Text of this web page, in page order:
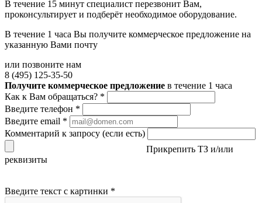
В течение 15 минут специалист перезвонит Вам,
проконсультирует и подберёт необходимое оборудование.
В течение 1 часа Вы получите коммерческое предложение на
указанную Вами почту
или позвоните нам
8 (495) 125-35-50
Получите коммерческое предложение в течение 1 часа
Как к Вам обращаться? *
Введите телефон *
Введите email *
Комментарий к запросу (если есть)
Прикрепить ТЗ и/или
реквизиты
Введите текст с картинки *